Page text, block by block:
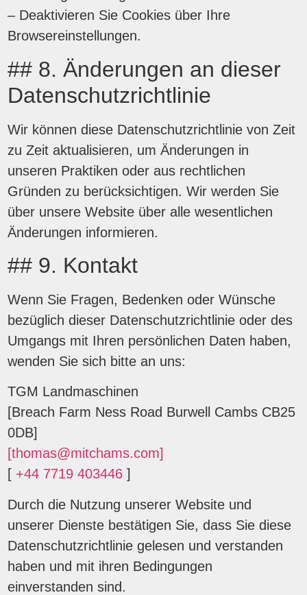
– Deaktivieren Sie Cookies über Ihre
Browsereinstellungen.
## 8. Änderungen an dieser
Datenschutzrichtlinie
Wir können diese Datenschutzrichtlinie von Zeit
zu Zeit aktualisieren, um Änderungen in
unseren Praktiken oder aus rechtlichen
Gründen zu berücksichtigen. Wir werden Sie
über unsere Website über alle wesentlichen
Änderungen informieren.
## 9. Kontakt
Wenn Sie Fragen, Bedenken oder Wünsche
bezüglich dieser Datenschutzrichtlinie oder des
Umgangs mit Ihren persönlichen Daten haben,
wenden Sie sich bitte an uns:
TGM Landmaschinen
[Breach Farm Ness Road Burwell Cambs CB25
0DB]
[thomas@mitchams.com]
[ +44 7719 403446 ]
Durch die Nutzung unserer Website und
unserer Dienste bestätigen Sie, dass Sie diese
Datenschutzrichtlinie gelesen und verstanden
haben und mit ihren Bedingungen
einverstanden sind.